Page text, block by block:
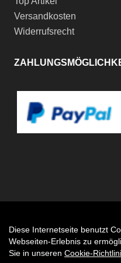
Versandkosten
Widerrufsrecht
Diese Internetseite benutzt
Webseiten-Erlebnis zu
Sie in unseren Cookie-